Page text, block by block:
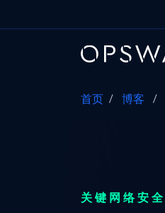
首页 / 博客 /
关键网络安全